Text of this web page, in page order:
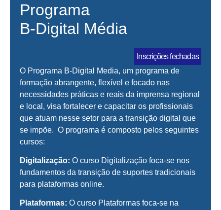
Programa
B-Digital Média
Inscrições fechadas
O Programa B-Digital Media, um programa de
formação abrangente, flexível e focado nas
necessidades práticas e reais da imprensa regional
e local, visa fortalecer e capacitar os profissionais
que atuam nesse setor para a transição digital que
se impõe. O programa é composto pelos seguintes
cursos:
Digitalização: O curso Digitalização foca-se nos
fundamentos da transição de suportes tradicionais
para plataformas online.
Plataformas: O curso Plataformas foca-se na